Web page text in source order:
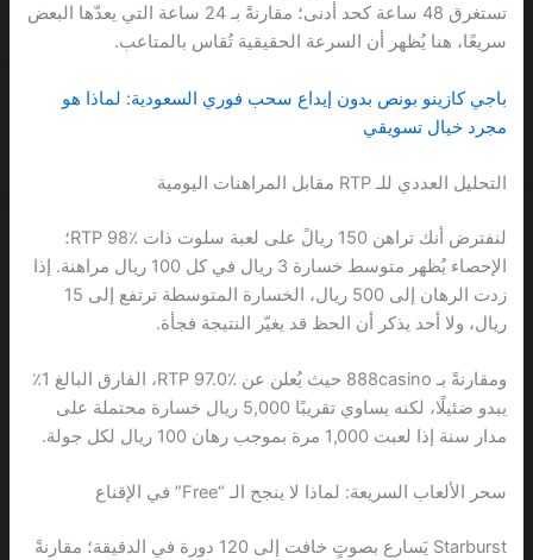
تستغرق 48 ساعة كحد أدنى؛ مقارنةً بـ 24 ساعة التي يعدّها البعض
سريعًا، هنا يُظهر أن السرعة الحقيقية تُقاس بالمتاعب.
باجي كازينو بونص بدون إيداع سحب فوري السعودية: لماذا هو
مجرد خيال تسويقي
التحليل العددي للـ RTP مقابل المراهنات اليومية
لنفترض أنك تراهن 150 ريالً على لعبة سلوت ذات RTP 98٪؛
الإحصاء يُظهر متوسط خسارة 3 ريال في كل 100 ريال مراهنة. إذا
زدت الرهان إلى 500 ريال، الخسارة المتوسطة ترتفع إلى 15
ريال، ولا أحد يذكر أن الحظ قد يغيّر النتيجة فجأة.
ومقارنةً بـ 888casino حيث يُعلن عن RTP 97.0٪، الفارق البالغ 1٪
يبدو ضئيلًا، لكنه يساوي تقريبًا 5,000 ريال خسارة محتملة على
مدار سنة إذا لعبت 1,000 مرة بموجب رهان 100 ريال لكل جولة.
سحر الألعاب السريعة: لماذا لا ينجح الـ “Free” في الإقناع
Starburst يَسارع بصوتٍ خافت إلى 120 دورة في الدقيقة؛ مقارنةً